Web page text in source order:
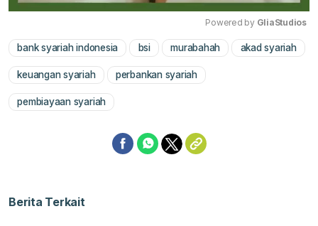
Mute
Powered by GliaStudios
bank syariah indonesia bsi murabahah akad syariah
keuangan syariah perbankan syariah
pembiayaan syariah
Berita Terkait